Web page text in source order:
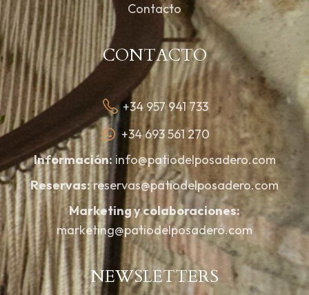
Contacto
CONTACTO
+34 957 941 733
+34 693 561 270
Información:info@patiodelposadero.com
Reservas:reservas@patiodelposadero.com
Marketing y colaboraciones:
marketing@patiodelposadero.com
NEWSLETTERS